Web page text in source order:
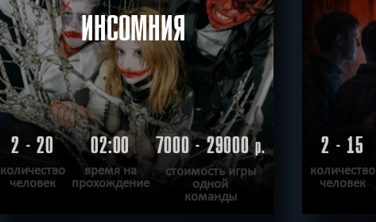
ИНСОМНИЯ
2 - 20
количество
человек
02:00
время на
прохождение
7000 - 29000р.
стоимость игры
одной
команды
2 - 15
количество
человек